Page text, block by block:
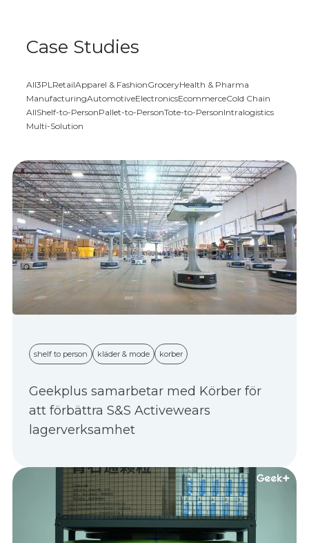
Case Studies
All3PL RetailApparel & FashionGroceryHealth & Pharma
ManufacturingAutomotiveElectronicsEcommerceCold Chain
AllShelf-to-PersonPallet-to-PersonTote-to-PersonIntralogistics
Multi-Solution
shelf to person kläder & mode korber
Geekplus samarbetar med Körber för
att förbättra S&S Activewears
lagerverksamhet